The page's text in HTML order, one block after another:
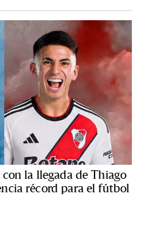
la llegada de Thiago
récord para el fútbol